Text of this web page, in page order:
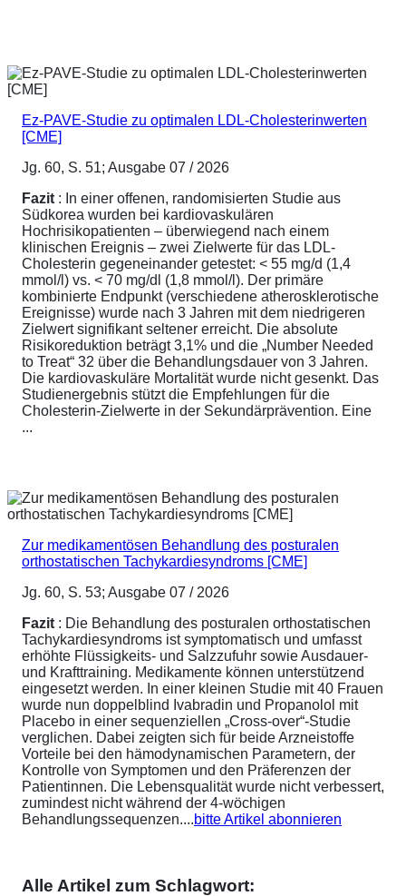
Ez-PAVE-Studie zu optimalen LDL-Cholesterinwerten
[CME]
Jg. 60, S. 51; Ausgabe 07 / 2026
Fazit : In einer offenen, randomisierten Studie aus
Südkorea wurden bei kardiovaskulären
Hochrisikopatienten – überwiegend nach einem
klinischen Ereignis – zwei Zielwerte für das LDL-
Cholesterin gegeneinander getestet: < 55 mg/d (1,4
mmol/l) vs. < 70 mg/dl (1,8 mmol/l). Der primäre
kombinierte Endpunkt (verschiedene atherosklerotische
Ereignisse) wurde nach 3 Jahren mit dem niedrigeren
Zielwert signifikant seltener erreicht. Die absolute
Risikoreduktion beträgt 3,1% und die „Number Needed
to Treat“ 32 über die Behandlungsdauer von 3 Jahren.
Die kardiovaskuläre Mortalität wurde nicht gesenkt. Das
Studienergebnis stützt die Empfehlungen für die
Cholesterin-Zielwerte in der Sekundärprävention. Eine
...
Zur medikamentösen Behandlung des posturalen
orthostatischen Tachykardiesyndroms [CME]
Jg. 60, S. 53; Ausgabe 07 / 2026
Fazit : Die Behandlung des posturalen orthostatischen
Tachykardiesyndroms ist symptomatisch und umfasst
erhöhte Flüssigkeits- und Salzzufuhr sowie Ausdauer-
und Krafttraining. Medikamente können unterstützend
eingesetzt werden. In einer kleinen Studie mit 40 Frauen
wurde nun doppelblind Ivabradin und Propanolol mit
Placebo in einer sequenziellen „Cross-over“-Studie
verglichen. Dabei zeigten sich für beide Arzneistoffe
Vorteile bei den hämodynamischen Parametern, der
Kontrolle von Symptomen und den Präferenzen der
Patientinnen. Die Lebensqualität wurde nicht verbessert,
zumindest nicht während der 4-wöchigen
Behandlungssequenzen....bitte Artikel abonnieren
Alle Artikel zum Schlagwort: